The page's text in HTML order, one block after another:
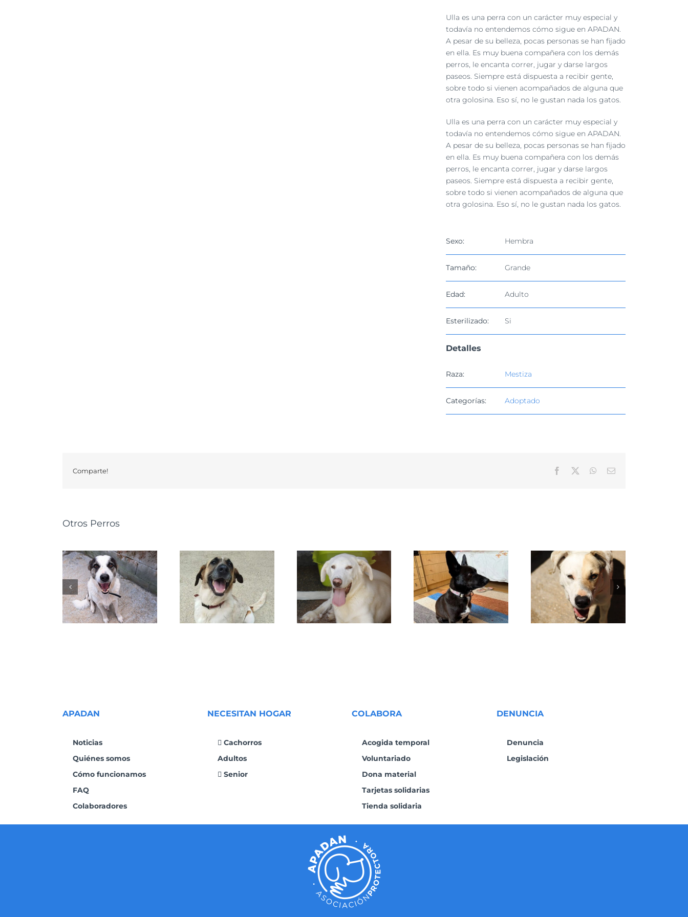
Ulla es una perra con un carácter muy especial y
todavía no entendemos cómo sigue en APADAN.
A pesar de su belleza, pocas personas se han fijado
en ella. Es muy buena compañera con los demás
perros, le encanta correr, jugar y darse largos
paseos. Siempre está dispuesta a recibir gente,
sobre todo si vienen acompañados de alguna que
otra golosina. Eso sí, no le gustan nada los gatos.
Ulla es una perra con un carácter muy especial y
todavía no entendemos cómo sigue en APADAN.
A pesar de su belleza, pocas personas se han fijado
en ella. Es muy buena compañera con los demás
perros, le encanta correr, jugar y darse largos
paseos. Siempre está dispuesta a recibir gente,
sobre todo si vienen acompañados de alguna que
otra golosina. Eso sí, no le gustan nada los gatos.
Sexo: Hembra
Tamaño: Grande
Edad: Adulto
Esterilizado: Si
Detalles
Raza: Mestiza
Categorías: Adoptado
Comparte! Facebook WhatsApp
Correo
Otros Perros
NALA DAFNE SANSA VENUS
APADAN
Noticias
Quiénes somos
Cómo funcionamos
FAQ
Colaboradores
NECESITAN HOGAR
Cachorros
Adultos
Senior
COLABORA
Acogida temporal
Voluntariado
Dona material
Tarjetas solidarias
Tienda solidaria
DENUNCIA
Denuncia
Legislación